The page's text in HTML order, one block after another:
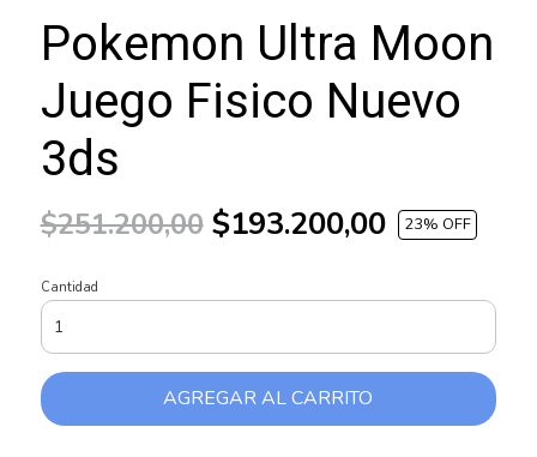
Pokemon Ultra Moon
Juego Fisico Nuevo
3ds
$251.200,00$193.200,00 23% OFF
Cantidad
AGREGAR AL CARRITO